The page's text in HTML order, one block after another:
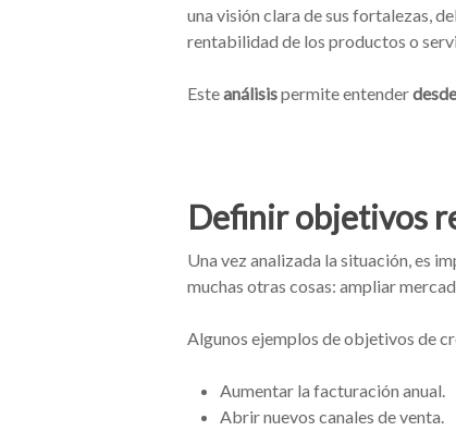
una visión clara de sus fortalezas,
rentabilidad de los productos o
Esteanálisispermite entender
Definir objetivos
Una vez analizada la situación, es
muchas otras cosas: ampliar
Algunos ejemplos de objetivos de
Aumentar la facturación anual.
Abrir nuevos canales de venta.